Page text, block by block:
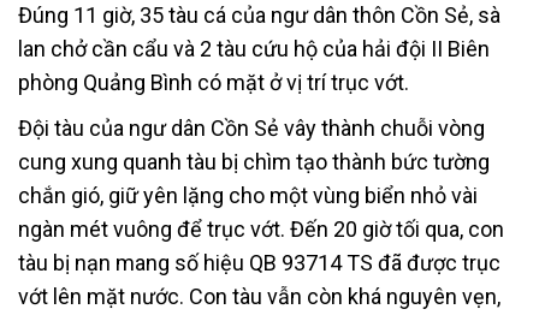
Đúng 11 giờ, 35 tàu cá của ngư dân thôn Cồn Sẻ, sà
lan chở cần cẩu và 2 tàu cứu hộ của hải đội II Biên
phòng Quảng Bình có mặt ở vị trí trục vớt.
Đội tàu của ngư dân Cồn Sẻ vây thành chuỗi vòng
cung xung quanh tàu bị chìm tạo thành bức tường
chắn gió, giữ yên lặng cho một vùng biển nhỏ vài
ngàn mét vuông để trục vớt. Đến 20 giờ tối qua, con
tàu bị nạn mang số hiệu QB 93714 TS đã được trục
vớt lên mặt nước. Con tàu vẫn còn khá nguyên vẹn,